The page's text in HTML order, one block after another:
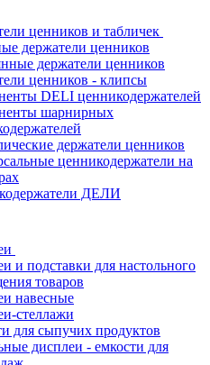
ценников и табличек
держатели ценников
держатели ценников
ценников - клипсы
DELI ценникодержателей
шарнирных
держатели ценников
ценникодержатели на
ДЕЛИ
и подставки для настольного
товаров
навесные
стеллажи
для сыпучих продуктов
дисплеи - емкости для